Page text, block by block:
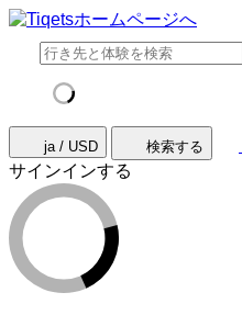
ja / USD 検索する
サインインする